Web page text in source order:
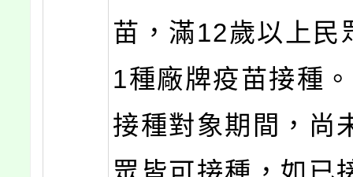
苗，滿12歲以上民
1種廠牌疫苗接種
接種對象期間，尚